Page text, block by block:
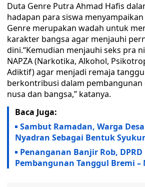
Duta Genre Putra Ahmad Hafis
hadapan para siswa
Genre merupakan wadah untuk
karakter bangsa agar menjauhi
dini.“Kemudian menjauhi seks pra
NAPZA (Narkotika, Alkohol,
Adiktif) agar menjadi remaja
berkontribusi dalam pembangunan
nusa dan bangsa,” katanya.
Baca Juga:
Sambut Ramadan, Warga
Nyadran Sebagai Bentuk Syukur
Penanganan Banjir Rob,
Pembangunan Tanggul Bremi –